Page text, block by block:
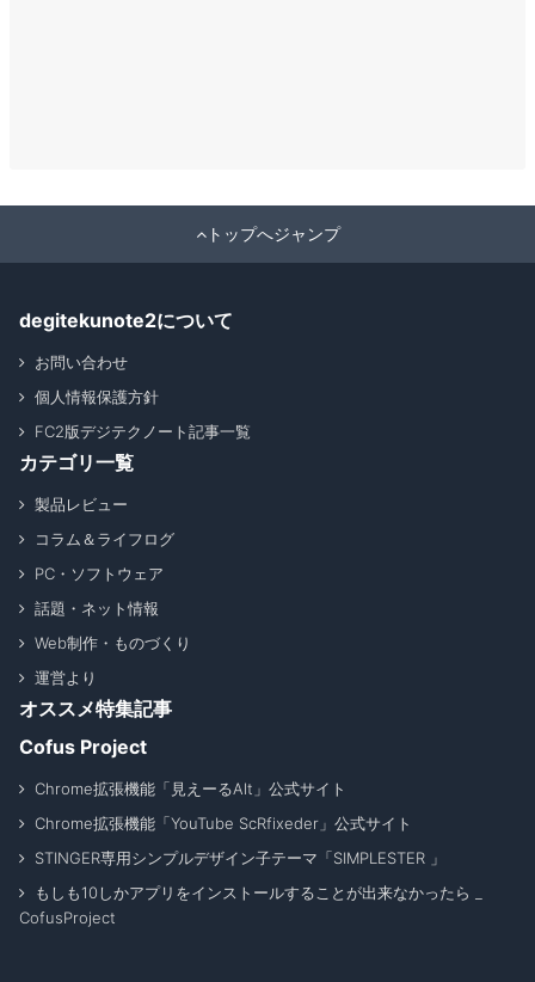
トップへジャンプ
degitekunote2について
お問い合わせ
個人情報保護方針
FC2版デジテクノート記事一覧
カテゴリ一覧
製品レビュー
コラム＆ライフログ
PC・ソフトウェア
話題・ネット情報
Web制作・ものづくり
運営より
オススメ特集記事
Cofus Project
Chrome拡張機能「見えーるAlt」公式サイト
Chrome拡張機能「YouTube ScRfixeder」公式サイト
STINGER専用シンプルデザイン子テーマ「SIMPLESTER 」
もしも10しかアプリをインストールすることが出来なかったら _
CofusProject